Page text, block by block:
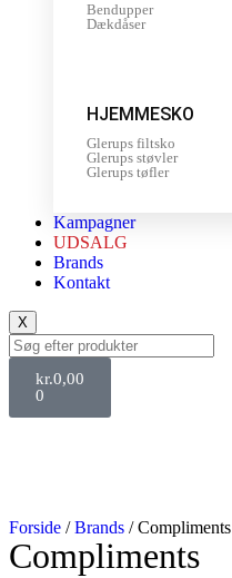
Bendupper
Dækdåser
HJEMMESKO
Glerups filtsko
Glerups støvler
Glerups tøfler
Kampagner
UDSALG
Brands
Kontakt
X
kr.0,00
0
Forside /Brands / Compliments
Compliments